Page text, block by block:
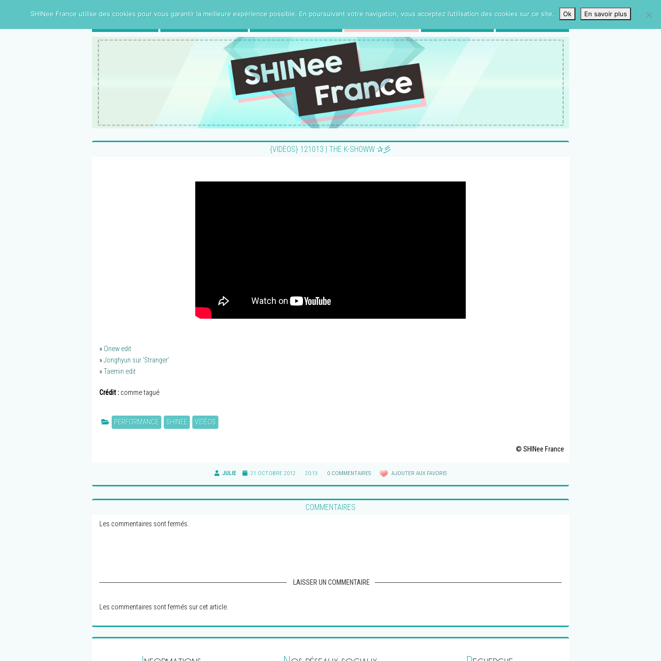
{VIDEOS} 121013 | THE K-SHOWW ✰彡
» Onew edit
» Jonghyun sur ‘Stranger’
» Taemin edit
Crédit : comme tagué
PERFORMANCE SHINEE VIDÉOS
© SHINee France
JULIE 21 OCTOBRE 2012 20:13 0 COMMENTAIRES AJOUTER AUX FAVORIS
COMMENTAIRES
Les commentaires sont fermés.
LAISSER UN COMMENTAIRE
Les commentaires sont fermés sur cet article.
SHINee France utilise des cookies pour vous garantir la meilleure expérience possible. En poursuivant votre navigation, vous acceptez l’utilisation des cookies sur ce site. Ok En savoir plus